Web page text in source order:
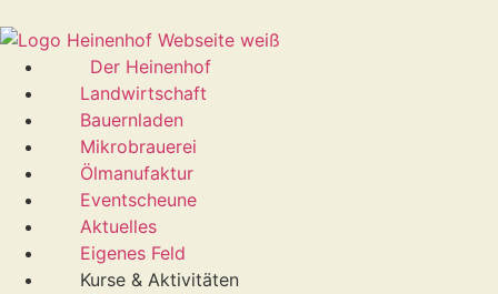
Der Heinenhof
Landwirtschaft
Bauernladen
Mikrobrauerei
Ölmanufaktur
Eventscheune
Aktuelles
Eigenes Feld
Kurse & Aktivitäten